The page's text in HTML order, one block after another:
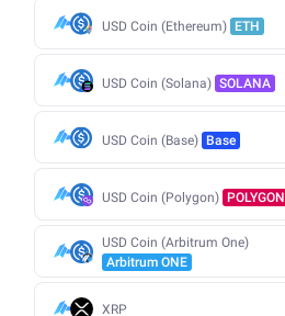
USD Coin (Ethereum) ETH
USD Coin (Solana) SOLANA
USD Coin (Base) Base
USD Coin (Polygon) POLYGON
USD Coin (Arbitrum One)
Arbitrum ONE
XRP